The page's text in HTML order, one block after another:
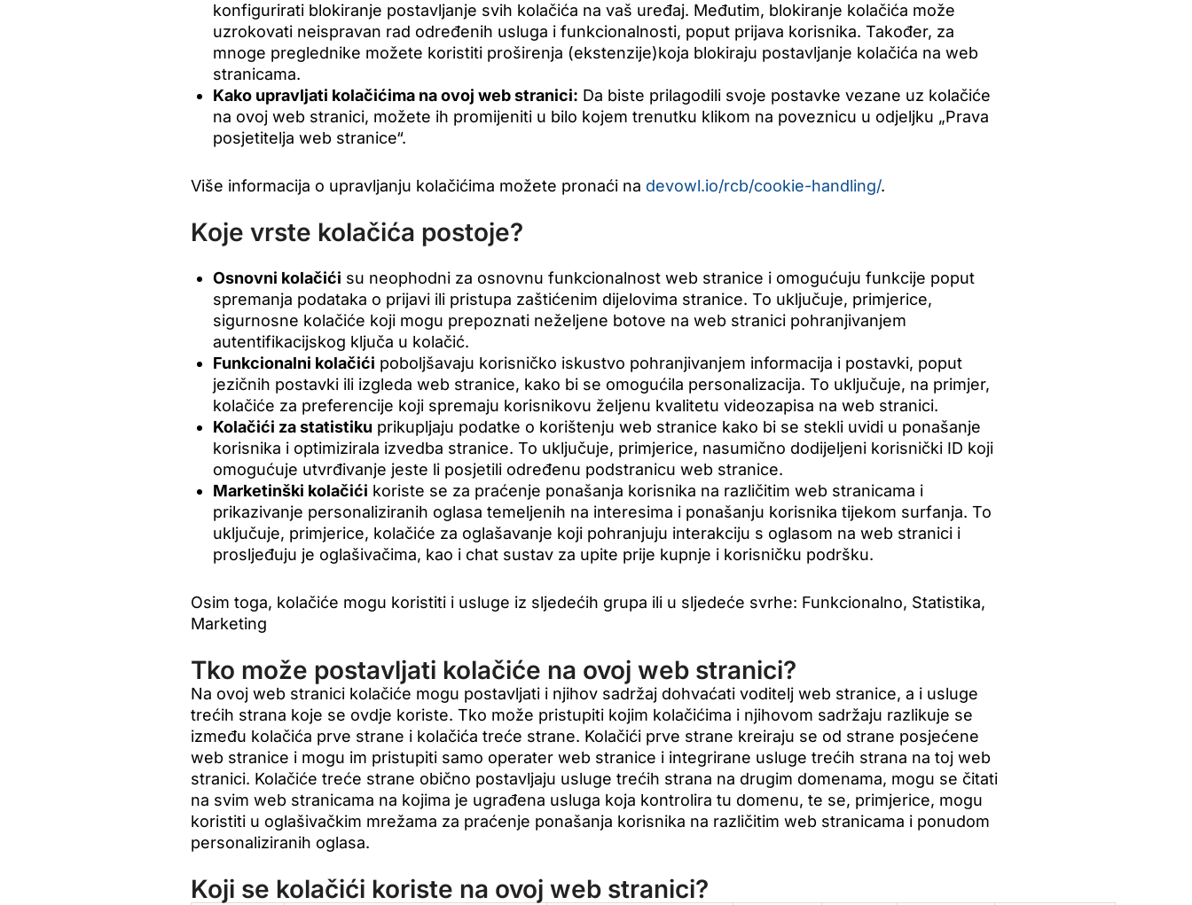
konfigurirati blokiranje postavljanje svih kolačića na vaš uređaj. Međutim, blokiranje kolačića može
uzrokovati neispravan rad određenih usluga i funkcionalnosti, poput prijava korisnika. Također, za
mnoge preglednike možete koristiti proširenja (ekstenzije)koja blokiraju postavljanje kolačića na web
stranicama.
Kako upravljati kolačićima na ovoj web stranici: Da biste prilagodili svoje postavke vezane uz kolačiće
na ovoj web stranici, možete ih promijeniti u bilo kojem trenutku klikom na poveznicu u odjeljku „Prava
posjetitelja web stranice“.
Više informacija o upravljanju kolačićima možete pronaći na devowl.io/rcb/cookie-handling/.
Koje vrste kolačića postoje?
Osnovni kolačići su neophodni za osnovnu funkcionalnost web stranice i omogućuju funkcije poput
spremanja podataka o prijavi ili pristupa zaštićenim dijelovima stranice. To uključuje, primjerice,
sigurnosne kolačiće koji mogu prepoznati neželjene botove na web stranici pohranjivanjem
autentifikacijskog ključa u kolačić.
Funkcionalni kolačići poboljšavaju korisničko iskustvo pohranjivanjem informacija i postavki, poput
jezičnih postavki ili izgleda web stranice, kako bi se omogućila personalizacija. To uključuje, na primjer,
kolačiće za preferencije koji spremaju korisnikovu željenu kvalitetu videozapisa na web stranici.
Kolačići za statistiku prikupljaju podatke o korištenju web stranice kako bi se stekli uvidi u ponašanje
korisnika i optimizirala izvedba stranice. To uključuje, primjerice, nasumično dodijeljeni korisnički ID koji
omogućuje utvrđivanje jeste li posjetili određenu podstranicu web stranice.
Marketinški kolačići koriste se za praćenje ponašanja korisnika na različitim web stranicama i
prikazivanje personaliziranih oglasa temeljenih na interesima i ponašanju korisnika tijekom surfanja. To
uključuje, primjerice, kolačiće za oglašavanje koji pohranjuju interakciju s oglasom na web stranici i
prosljeđuju je oglašivačima, kao i chat sustav za upite prije kupnje i korisničku podršku.
Osim toga, kolačiće mogu koristiti i usluge iz sljedećih grupa ili u sljedeće svrhe: Funkcionalno, Statistika,
Marketing
Tko može postavljati kolačiće na ovoj web stranici?
Na ovoj web stranici kolačiće mogu postavljati i njihov sadržaj dohvaćati voditelj web stranice, a i usluge
trećih strana koje se ovdje koriste. Tko može pristupiti kojim kolačićima i njihovom sadržaju razlikuje se
između kolačića prve strane i kolačića treće strane. Kolačići prve strane kreiraju se od strane posjećene
web stranice i mogu im pristupiti samo operater web stranice i integrirane usluge trećih strana na toj web
stranici. Kolačiće treće strane obično postavljaju usluge trećih strana na drugim domenama, mogu se čitati
na svim web stranicama na kojima je ugrađena usluga koja kontrolira tu domenu, te se, primjerice, mogu
koristiti u oglašivačkim mrežama za praćenje ponašanja korisnika na različitim web stranicama i ponudom
personaliziranih oglasa.
Koji se kolačići koriste na ovoj web stranici?